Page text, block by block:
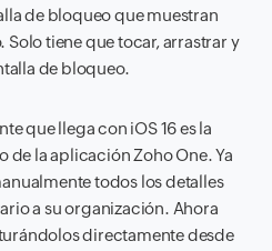
de bloqueo que muestran
tiene que tocar, arrastrar y
de bloqueo.
que llega con iOS 16 es la
de la aplicación Zoho One. Ya
todos los detalles
a su organización. Ahora
directamente desde